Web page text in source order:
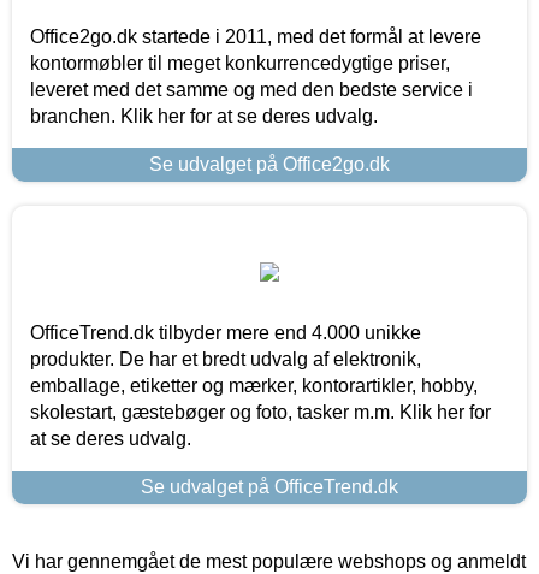
Office2go.dk startede i 2011, med det formål at levere
kontormøbler til meget konkurrencedygtige priser,
leveret med det samme og med den bedste service i
branchen. Klik her for at se deres udvalg.
Se udvalget på Office2go.dk
OfficeTrend.dk tilbyder mere end 4.000 unikke
produkter. De har et bredt udvalg af elektronik,
emballage, etiketter og mærker, kontorartikler, hobby,
skolestart, gæstebøger og foto, tasker m.m. Klik her for
at se deres udvalg.
Se udvalget på OfficeTrend.dk
Vi har gennemgået de mest populære webshops og anmeldt